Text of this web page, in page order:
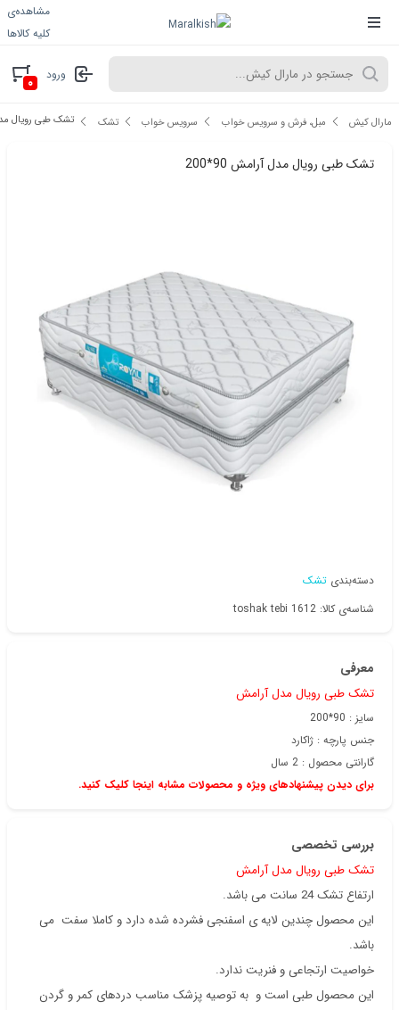
مشاهده‌ی
کلیه کالاها
ورود ۰
مارال کیش مبل، فرش و سرویس خواب سرویس خواب تشک تشک طبی رویال مدل
تشک طبی رویال مدل آرامش 90*200
دسته‌بندی تشک
شناسه‌ی کالا: toshak tebi 1612
معرفی
تشک طبی رویال مدل آرامش
سایز : 90*200
جنس پارچه : ژاکارد
گارانتی محصول : 2 سال
برای دیدن پیشنهادهای ویژه و محصولات مشابه اینجا کلیک کنید.
بررسی تخصصی
تشک طبی رویال مدل آرامش
ارتفاع تشک 24 سانت می باشد.
این محصول چندین لایه ی اسفنجی فشرده شده دارد و کاملا سفت می
باشد.
خواصیت ارتجاعی و فنریت ندارد.
این محصول طبی است و به توصیه پزشک مناسب دردهای کمر و گردن